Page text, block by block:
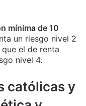
mínima de 10
un riesgo nivel 2
el de renta
nivel 4.
católicas y